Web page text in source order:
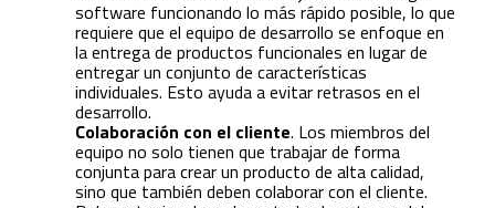
software funcionando lo más rápido posible, lo que
requiere que el equipo de desarrollo se enfoque en
la entrega de productos funcionales en lugar de
entregar un conjunto de características
individuales. Esto ayuda a evitar retrasos en el
desarrollo.
Colaboración con el cliente. Los miembros del
equipo no solo tienen que trabajar de forma
conjunta para crear un producto de alta calidad,
sino que también deben colaborar con el cliente.